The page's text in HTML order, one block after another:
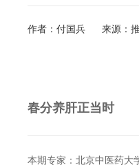
作者：付国兵 来源：
春分养肝正当时
本期专家：北京中医药大